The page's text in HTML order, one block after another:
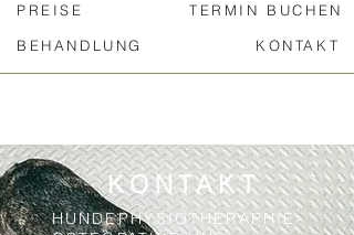
PREISE
BEHANDLUNG
KONTAKT
TERMIN BUCHEN
KONTAKT
HUNDEPHYSIOTHERAPHIE-